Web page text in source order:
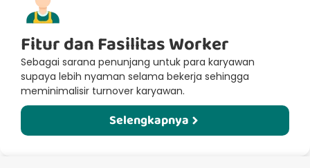
Fitur dan Fasilitas Worker​
Sebagai sarana penunjang untuk para karyawan
supaya lebih nyaman selama bekerja sehingga
meminimalisir turnover karyawan.
Selengkapnya